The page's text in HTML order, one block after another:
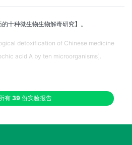
的十种微生物生物解毒研究】。
detoxification of Chinese medicine
acid A by ten microorganisms].
有 39 份实验报告